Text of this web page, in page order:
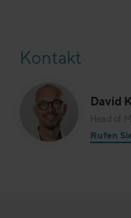
Kontakt
David
Head of
Rufen